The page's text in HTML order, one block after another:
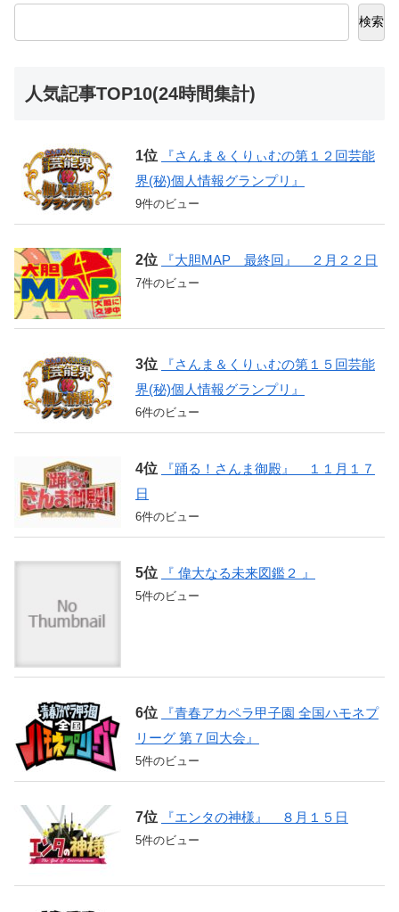
検索
人気記事TOP10(24時間集計)
『さんま＆くりぃむの第１２回芸能
界(秘)個人情報グランプリ』
9件のビュー
『大胆MAP 最終回』 ２月２２日
7件のビュー
『さんま＆くりぃむの第１５回芸能
界(秘)個人情報グランプリ』
6件のビュー
『踊る！さんま御殿』 １１月１７
日
6件のビュー
『 偉大なる未来図鑑２ 』
5件のビュー
『青春アカペラ甲子園 全国ハモネプ
リーグ 第７回大会』
5件のビュー
『エンタの神様』 ８月１５日
5件のビュー